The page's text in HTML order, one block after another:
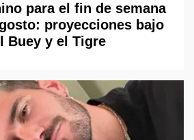
para el fin de semana
proyecciones bajo
Buey y el Tigre